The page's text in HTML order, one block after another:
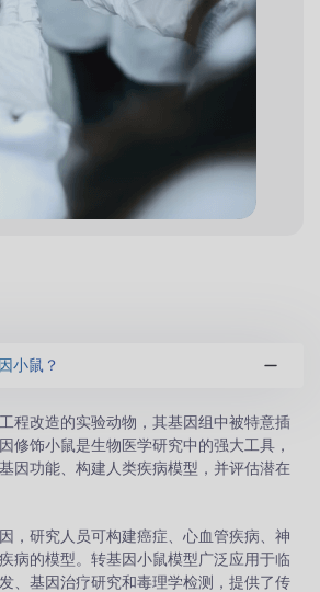
小鼠？
程改造的实验动物，其基因组中被特意插
修饰小鼠是生物医学研究中的强大工具，
因功能、构建人类疾病模型，并评估潜在
，研究人员可构建癌症、心血管疾病、神
病的模型。转基因小鼠模型广泛应用于临
、基因治疗研究和毒理学检测，提供了传